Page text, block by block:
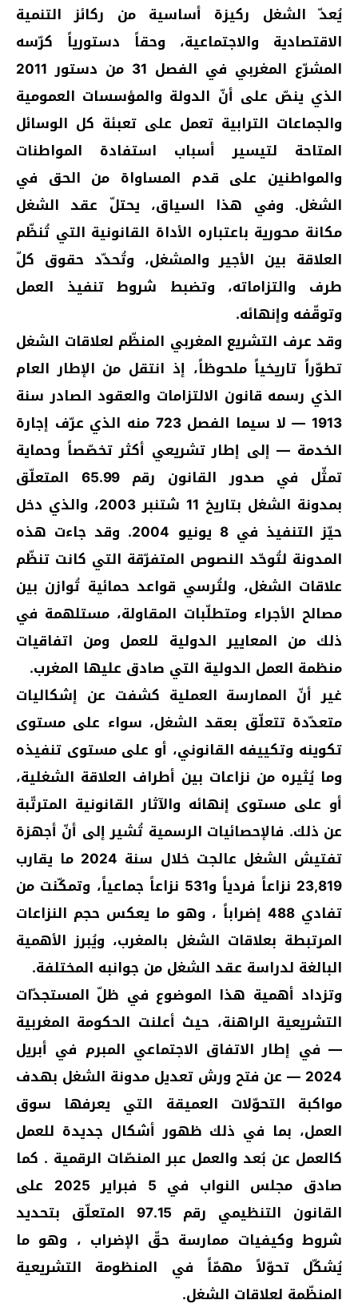
يُعدّ الشغل ركيزة أساسية من ركائز التنمية
الاقتصادية والاجتماعية، وحقاً دستورياً كرّسه
المشرّع المغربي في الفصل 31 من دستور 2011
الذي ينصّ على أنّ الدولة والمؤسسات العمومية
والجماعات الترابية تعمل على تعبئة كل الوسائل
المتاحة لتيسير أسباب استفادة المواطنات
والمواطنين على قدم المساواة من الحق في
الشغل. وفي هذا السياق، يحتلّ عقد الشغل
مكانة محورية باعتباره الأداة القانونية التي تُنظّم
العلاقة بين الأجير والمشغل، وتُحدّد حقوق كلّ
طرف والتزاماته، وتضبط شروط تنفيذ العمل
وتوقّفه وإنهائه.
وقد عرف التشريع المغربي المنظّم لعلاقات الشغل
تطوّراً تاريخياً ملحوظاً، إذ انتقل من الإطار العام
الذي رسمه قانون الالتزامات والعقود الصادر سنة
1913 — لا سيما الفصل 723 منه الذي عرّف إجارة
الخدمة — إلى إطار تشريعي أكثر تخصّصاً وحماية
تمثّل في صدور القانون رقم 65.99 المتعلّق
بمدونة الشغل بتاريخ 11 شتنبر 2003، والذي دخل
حيّز التنفيذ في 8 يونيو 2004. وقد جاءت هذه
المدونة لتُوحّد النصوص المتفرّقة التي كانت تنظّم
علاقات الشغل، ولتُرسي قواعد حمائية تُوازن بين
مصالح الأجراء ومتطلّبات المقاولة، مستلهمة في
ذلك من المعايير الدولية للعمل ومن اتفاقيات
منظمة العمل الدولية التي صادق عليها المغرب.
غير أنّ الممارسة العملية كشفت عن إشكاليات
متعدّدة تتعلّق بعقد الشغل، سواء على مستوى
تكوينه وتكييفه القانوني، أو على مستوى تنفيذه
وما يُثيره من نزاعات بين أطراف العلاقة الشغلية،
أو على مستوى إنهائه والآثار القانونية المترتّبة
عن ذلك. فالإحصائيات الرسمية تُشير إلى أنّ أجهزة
تفتيش الشغل عالجت خلال سنة 2024 ما يقارب
23,819 نزاعاً فردياً و531 نزاعاً جماعياً، وتمكّنت من
تفادي 488 إضراباً ، وهو ما يعكس حجم النزاعات
المرتبطة بعلاقات الشغل بالمغرب، ويُبرز الأهمية
البالغة لدراسة عقد الشغل من جوانبه المختلفة.
وتزداد أهمية هذا الموضوع في ظلّ المستجدّات
التشريعية الراهنة، حيث أعلنت الحكومة المغربية
— في إطار الاتفاق الاجتماعي المبرم في أبريل
2024 — عن فتح ورش تعديل مدونة الشغل بهدف
مواكبة التحوّلات العميقة التي يعرفها سوق
العمل، بما في ذلك ظهور أشكال جديدة للعمل
كالعمل عن بُعد والعمل عبر المنصّات الرقمية . كما
صادق مجلس النواب في 5 فبراير 2025 على
القانون التنظيمي رقم 97.15 المتعلّق بتحديد
شروط وكيفيات ممارسة حقّ الإضراب ، وهو ما
يُشكّل تحوّلاً مهمّاً في المنظومة التشريعية
المنظّمة لعلاقات الشغل.